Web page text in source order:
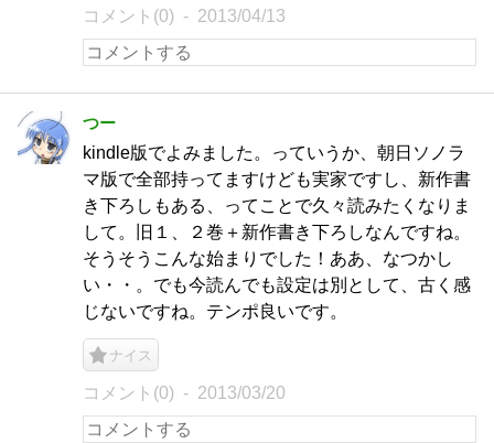
コメント(0) 2013/04/13
つー
kindle版でよみました。っていうか、朝日ソノラ
マ版で全部持ってますけども実家ですし、新作書
き下ろしもある、ってことで久々読みたくなりま
して。旧１、２巻＋新作書き下ろしなんですね。
そうそうこんな始まりでした！ああ、なつかし
い・・。でも今読んでも設定は別として、古く感
じないですね。テンポ良いです。
ナイス
コメント(0) 2013/03/20